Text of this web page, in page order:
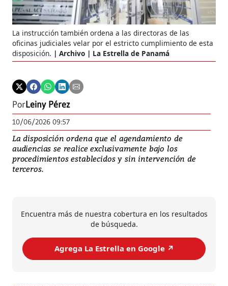
La instrucción también ordena a las directoras de las
oficinas judiciales velar por el estricto cumplimiento de esta
disposición.
Archivo | La Estrella de Panamá
PorLeiny Pérez
10/06/2026 09:57
La disposición ordena que el agendamiento de
audiencias se realice exclusivamente bajo los
procedimientos establecidos y sin intervención de
terceros.
Encuentra más de nuestra cobertura en los resultados
de búsqueda.
Agrega La Estrella en Google ↗️